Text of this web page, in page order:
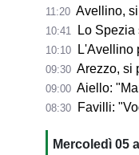
11:20 Avellino,
10:41 Lo
10:10 L'Avellino
09:30 Arezzo, si presenta
09:00 Aiello: "Mancano tre
08:30 Favilli: "Vogliamo
Mercoledì 05